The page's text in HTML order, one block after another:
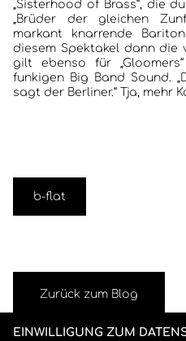
„Sisterhood of Brass“, die
„Brüder der gleichen
markant knarrende
diesem Spektakel dann die
gilt ebenso für
funkigen Big Band Sound.
sagt der Berliner.“ Tja, mehr
b-flat
Zurück zum Blog
EINWILLIGUNG ZUM